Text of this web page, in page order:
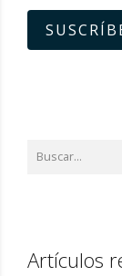
Artículos